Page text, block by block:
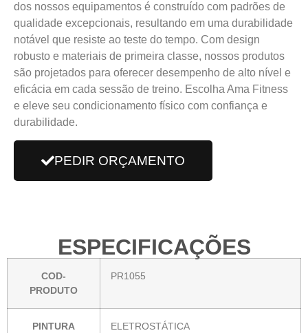
dos nossos equipamentos é construído com padrões de
qualidade excepcionais, resultando em uma durabilidade
notável que resiste ao teste do tempo. Com design
robusto e materiais de primeira classe, nossos produtos
são projetados para oferecer desempenho de alto nível e
eficácia em cada sessão de treino. Escolha Ama Fitness
e eleve seu condicionamento físico com confiança e
durabilidade.
PEDIR ORÇAMENTO
ESPECIFICAÇÕES
COD-
PRODUTO
PR1055
PINTURA ELETROSTÁTICA